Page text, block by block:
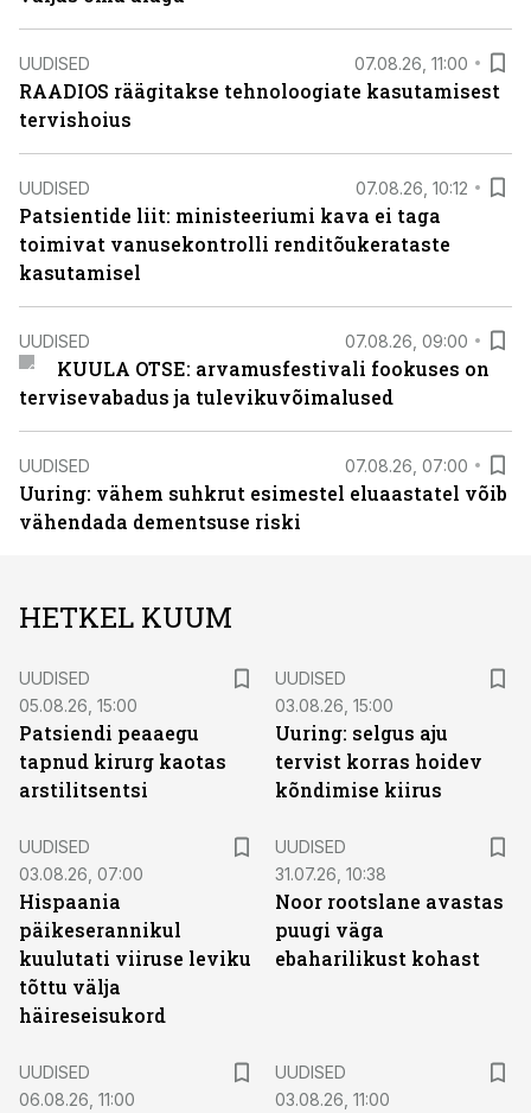
UUDISED 07.08.26, 11:00
RAADIOS räägitakse tehnoloogiate kasutamisest
tervishoius
UUDISED 07.08.26, 10:12
Patsientide liit: ministeeriumi kava ei taga
toimivat vanusekontrolli renditõukerataste
kasutamisel
UUDISED 07.08.26, 09:00
KUULA OTSE: arvamusfestivali fookuses on
tervisevabadus ja tulevikuvõimalused
UUDISED 07.08.26, 07:00
Uuring: vähem suhkrut esimestel eluaastatel võib
vähendada dementsuse riski
HETKEL KUUM
UUDISED
05.08.26, 15:00
Patsiendi peaaegu
tapnud kirurg kaotas
arstilitsentsi
UUDISED
03.08.26, 15:00
Uuring: selgus aju
tervist korras hoidev
kõndimise kiirus
UUDISED
03.08.26, 07:00
Hispaania
päikeserannikul
kuulutati viiruse leviku
tõttu välja
häireseisukord
UUDISED
31.07.26, 10:38
Noor rootslane avastas
puugi väga
ebaharilikust kohast
UUDISED
06.08.26, 11:00
UUDISED
03.08.26, 11:00